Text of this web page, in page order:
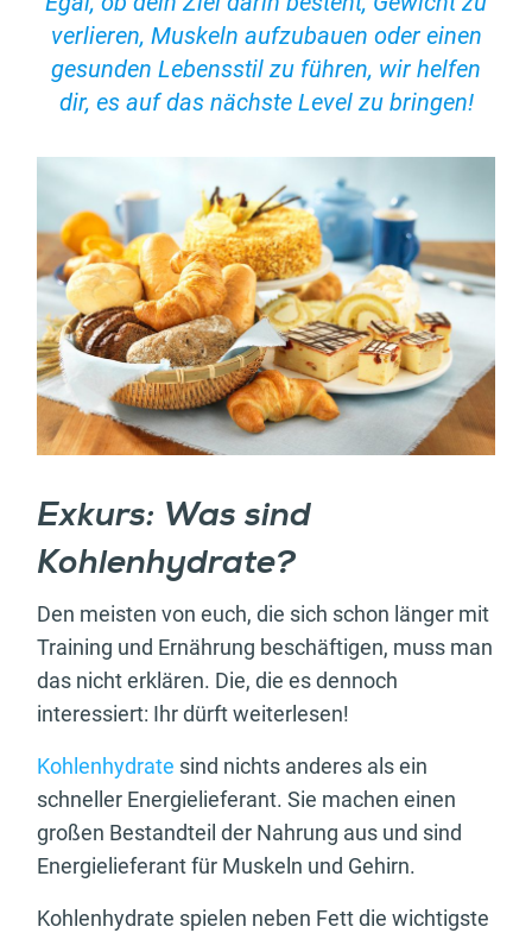
verlieren, Muskeln aufzubauen oder einen
gesunden Lebensstil zu führen, wir helfen
dir, es auf das nächste Level zu bringen!
Exkurs: Was sind
Kohlenhydrate?
Den meisten von euch, die sich schon länger mit
Training und Ernährung beschäftigen, muss man
das nicht erklären. Die, die es dennoch
interessiert: Ihr dürft weiterlesen!
Kohlenhydrate sind nichts anderes als ein
schneller Energielieferant. Sie machen einen
großen Bestandteil der Nahrung aus und sind
Energielieferant für Muskeln und Gehirn.
Kohlenhydrate spielen neben Fett die wichtigste